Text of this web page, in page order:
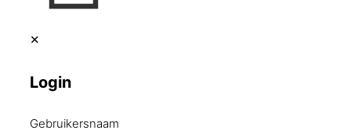
✕
Login
Gebruikersnaam